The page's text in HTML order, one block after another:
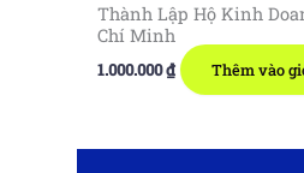
Thành Lập Hộ Kinh
Chí Minh
1.000.000₫ Thêm vào